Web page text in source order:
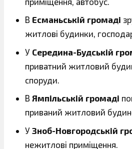
В Есманьській громаді
житлові будинки,
У Середина-Будській
приватний житловий
споруди.
В Ямпільській громаді
приваний житловий
У Зноб-Новгородській
нежитлові приміщення.